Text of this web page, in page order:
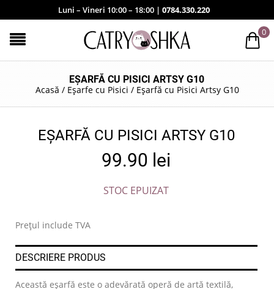
Luni – Vineri 10:00 – 18:00 | 0784.330.220
0
EȘARFĂ CU PISICI ARTSY G10
Acasă / Eșarfe cu Pisici / Eșarfă cu Pisici Artsy G10
EȘARFĂ CU PISICI ARTSY G10
99.90 lei
STOC EPUIZAT
Prețul include TVA
DESCRIERE PRODUS
Această eșarfă este o adevărată operă de artă textilă,